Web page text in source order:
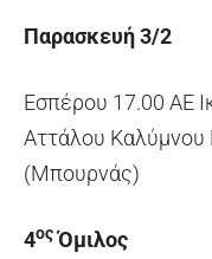
Παρασκευή 3/2
Εσπέρου 17.00 ΑΕ
Αττάλου
(Μπουρνάς)
4οςΌμιλος